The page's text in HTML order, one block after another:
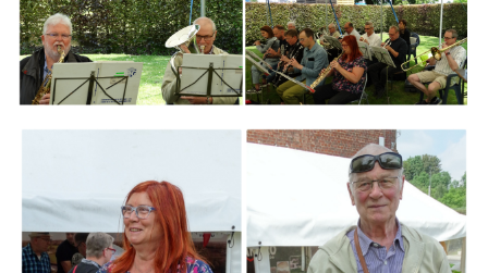
Branding